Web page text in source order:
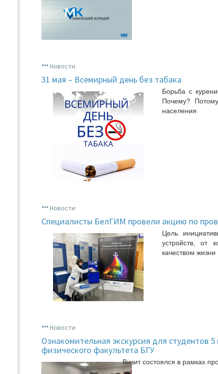
Новости
31 мая – Всемирный день без табака
Борьба с
Почему?
населения
Новости
Специалисты БелГИМ провели акцию по
Цель
устройств, от
качеством жизни
Новости
Ознакомительная экскурсия для студентов
физического факультета БГУ
Визит состоялся в рамках